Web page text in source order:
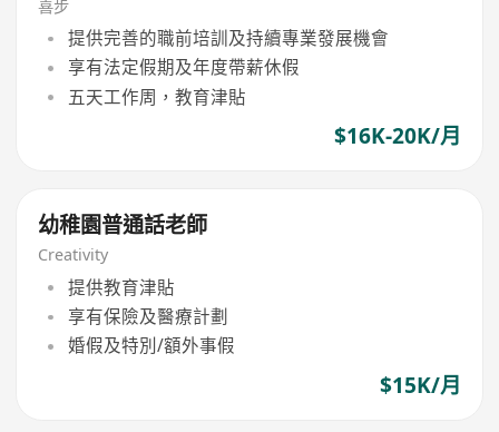
喜步
提供完善的職前培訓及持續專業發展機會
享有法定假期及年度帶薪休假
五天工作周，教育津貼
$16K-20K/月
幼稚園普通話老師
Creativity
提供教育津貼
享有保險及醫療計劃
婚假及特別/額外事假
$15K/月